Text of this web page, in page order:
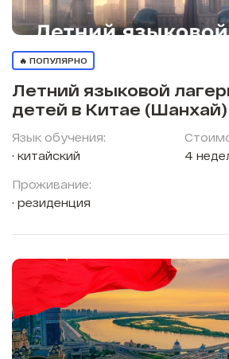
🔥 ПОПУЛЯРНО
Летний языковой
детей в Китае (Шанхай)
Язык обучения:
китайский
Проживание:
резиденция
4